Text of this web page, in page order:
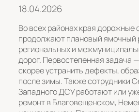
18.04.2026
Во всех районах края дорожные
продолжают плановый ямочный
региональных и
дорог. Первостепенная задача
скорее устранить дефекты,
после зимы. Также сотрудники
Западного ДСУ работают или
ремонт в Благовещенском,